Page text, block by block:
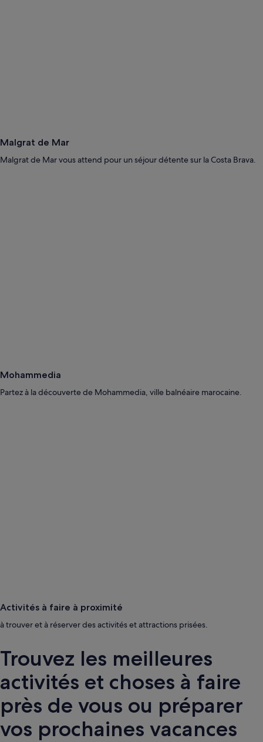
Malgrat de Mar
Malgrat de Mar vous attend pour un séjour détente sur la Costa Brava.
Mohammedia
Partez à la découverte de Mohammedia, ville balnéaire marocaine.
Activités à faire à proximité
à trouver et à réserver des activités et attractions prisées.
Trouvez les meilleures
activités et choses à faire
près de vous ou préparer
vos prochaines vacances